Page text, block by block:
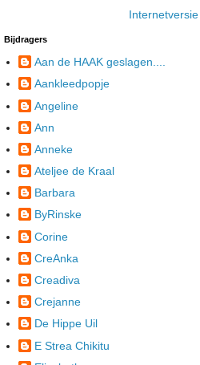
Bijdragers
Aan de HAAK geslagen....
Aankleedpopje
Angeline
Ann
Anneke
Ateljee de Kraal
Barbara
ByRinske
Corine
CreAnka
Creadiva
Crejanne
De Hippe Uil
E Strea Chikitu